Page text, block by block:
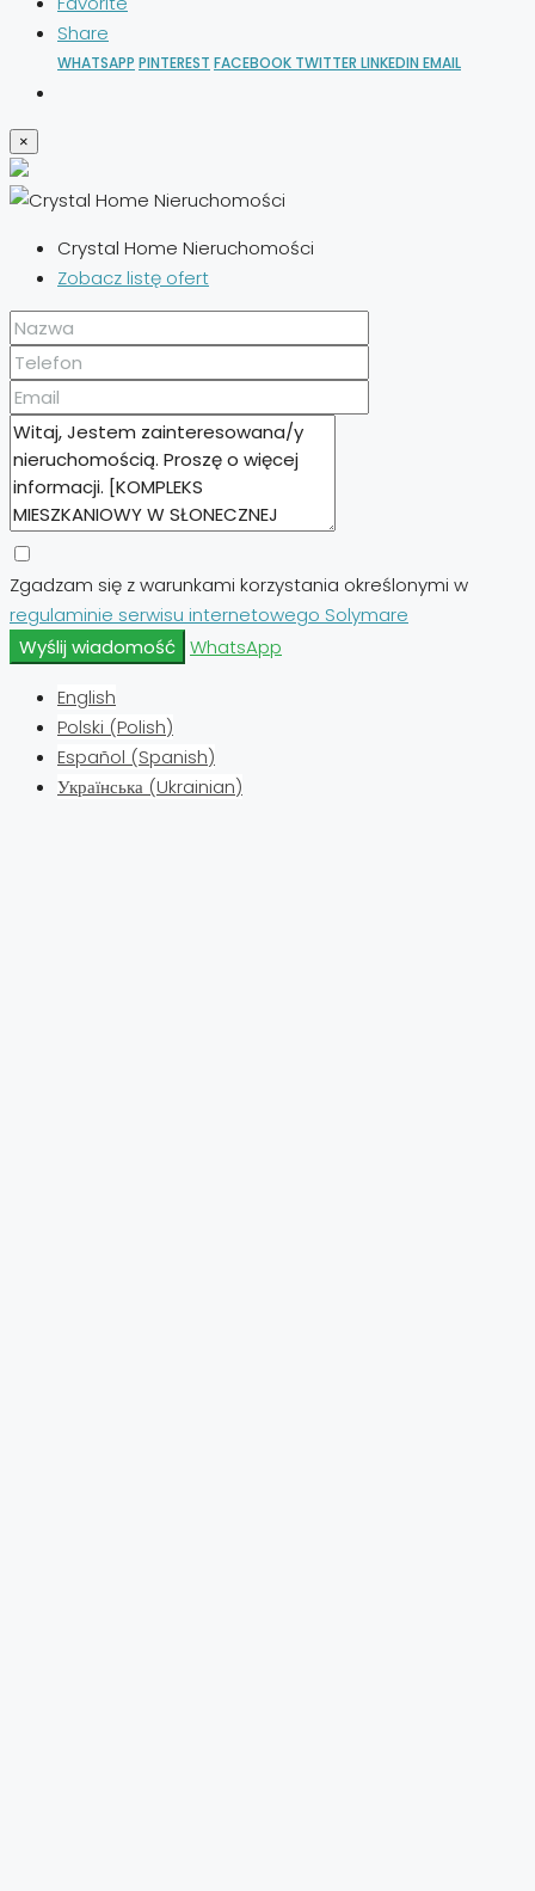
Share
WHATSAPP PINTEREST FACEBOOK TWITTER LINKEDIN EMAIL
×
Crystal Home Nieruchomości
Zobacz listę ofert
Zgadzam się z warunkami korzystania określonymi w
regulaminie serwisu internetowego Solymare
Wyślij wiadomość WhatsApp
English
Polski (Polish)
Español (Spanish)
Українська (Ukrainian)